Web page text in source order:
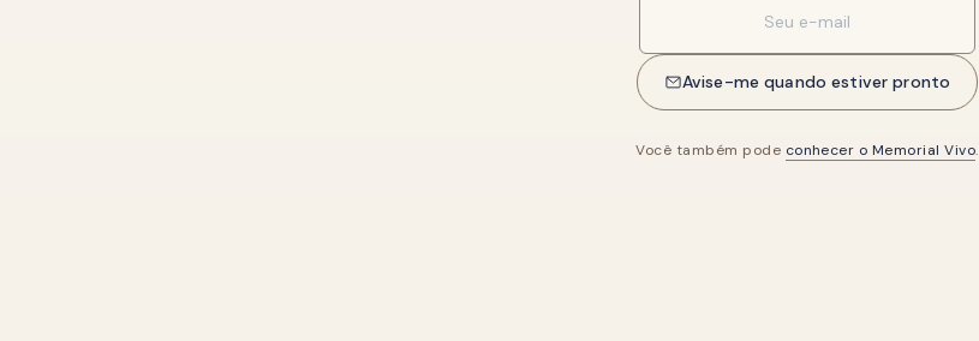
Avise-me quando estiver pronto
Você também pode conhecer o Memorial Vivo.